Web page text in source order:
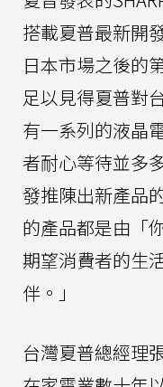
搭載夏普最新開
日本市場之後的
足以見得夏普對
有一系列的液晶
者耐心等待並多
發推陳出新產品
的產品都是由「
期望消費者的生
伴。」
台灣夏普總經理